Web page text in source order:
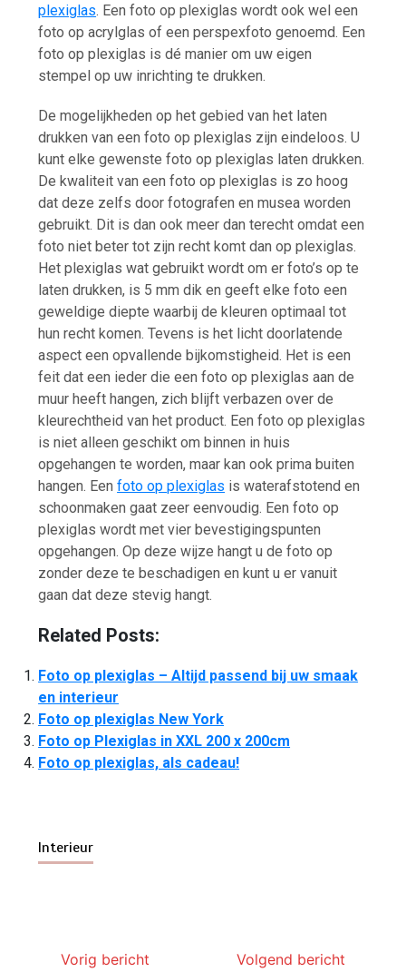
plexiglas. Een foto op plexiglas wordt ook wel een
foto op acrylglas of een perspexfoto genoemd. Een
foto op plexiglas is dé manier om uw eigen
stempel op uw inrichting te drukken.
De mogelijkheden op het gebied van het laten
drukken van een foto op plexiglas zijn eindeloos. U
kunt elke gewenste foto op plexiglas laten drukken.
De kwaliteit van een foto op plexiglas is zo hoog
dat deze zelfs door fotografen en musea worden
gebruikt. Dit is dan ook meer dan terecht omdat een
foto niet beter tot zijn recht komt dan op plexiglas.
Het plexiglas wat gebruikt wordt om er foto’s op te
laten drukken, is 5 mm dik en geeft elke foto een
geweldige diepte waarbij de kleuren optimaal tot
hun recht komen. Tevens is het licht doorlatende
aspect een opvallende bijkomstigheid. Het is een
feit dat een ieder die een foto op plexiglas aan de
muur heeft hangen, zich blijft verbazen over de
kleurechtheid van het product. Een foto op plexiglas
is niet alleen geschikt om binnen in huis
opgehangen te worden, maar kan ook prima buiten
hangen. Eenfoto op plexiglas is waterafstotend en
schoonmaken gaat zeer eenvoudig. Een foto op
plexiglas wordt met vier bevestigingspunten
opgehangen. Op deze wijze hangt u de foto op
zonder deze te beschadigen en kunt u er vanuit
gaan dat deze stevig hangt.
Related Posts:
Foto op plexiglas – Altijd passend bij uw smaak
en interieur
Foto op plexiglas New York
Foto op Plexiglas in XXL 200 x 200cm
Foto op plexiglas, als cadeau!
Interieur
Vorig bericht Volgend bericht